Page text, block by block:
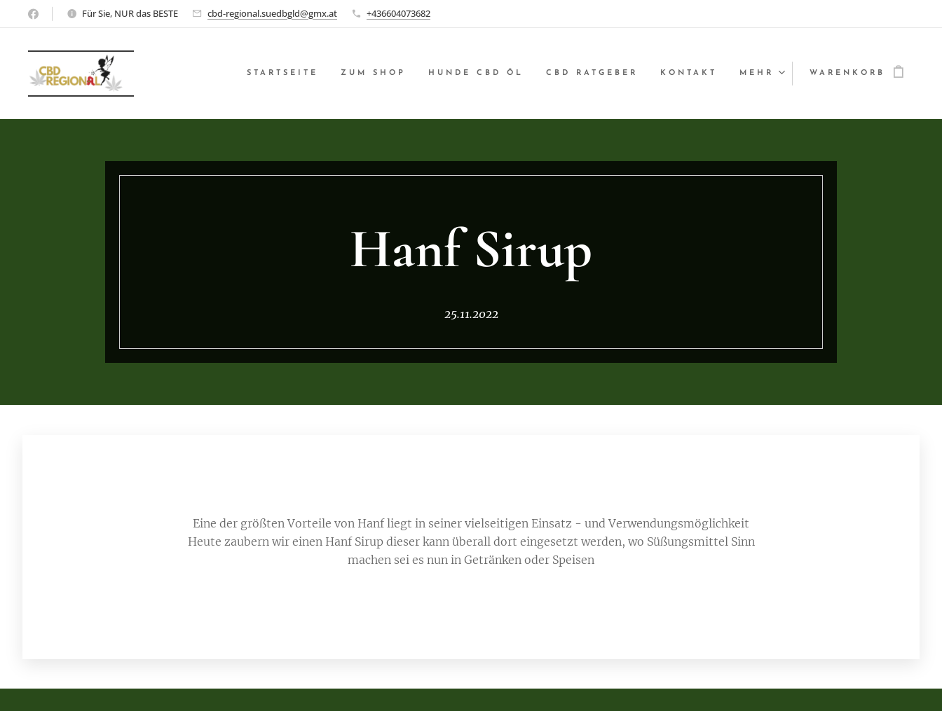
Für Sie, NUR das BESTE cbd-regional.suedbgld@gmx.at +436604073682
STARTSEITE ZUM SHOP HUNDE CBD ÖL CBD RATGEBER KONTAKT MEHR WARENKORB
Hanf Sirup
25.11.2022
Eine der größten Vorteile von Hanf liegt in seiner vielseitigen Einsatz - und Verwendungsmöglichkeit
Heute zaubern wir einen Hanf Sirup dieser kann überall dort eingesetzt werden, wo Süßungsmittel Sinn
machen sei es nun in Getränken oder Speisen